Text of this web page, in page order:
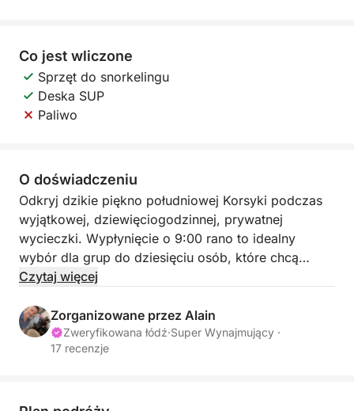
Co jest wliczone
Sprzęt do snorkelingu
Deska SUP
Paliwo
O doświadczeniu
Odkryj dzikie piękno południowej Korsyki podczas
wyjątkowej, dziewięciogodzinnej, prywatnej
wycieczki. Wypłynięcie o 9:00 rano to idealny
wybór dla grup do dziesięciu osób, które chcą
odkrywać turkusowe wody i granitowe klify regionu
oferuje idealną ucieczkę od codzienności i
odkrywanie jednych z najpiękniejszych krajobrazów
Morza Śródziemnego.
Czytaj więcej
Zorganizowane przez Alain
Zweryfikowana łódź·Super Wynajmujący ·
17 recenzje